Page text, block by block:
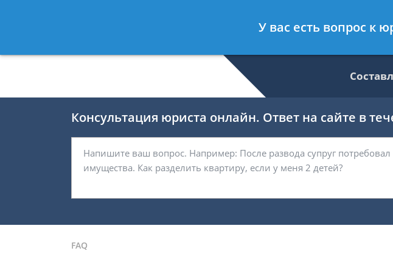
- Юрист по гражданскому праву
Консультация юриста онлайн. Ответ на сайте в
FAQ
У вас есть вопрос к